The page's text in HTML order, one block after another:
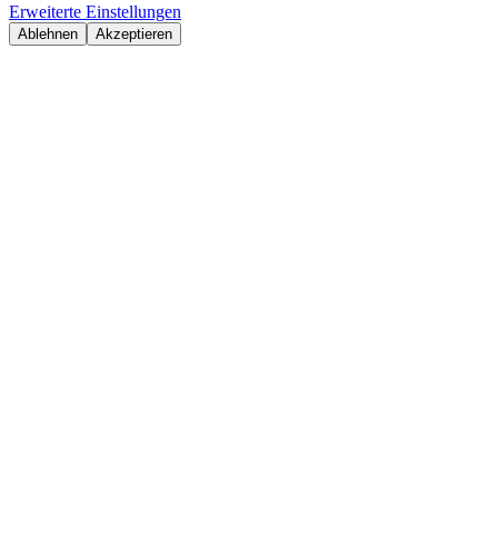
Erweiterte Einstellungen
Ablehnen Akzeptieren